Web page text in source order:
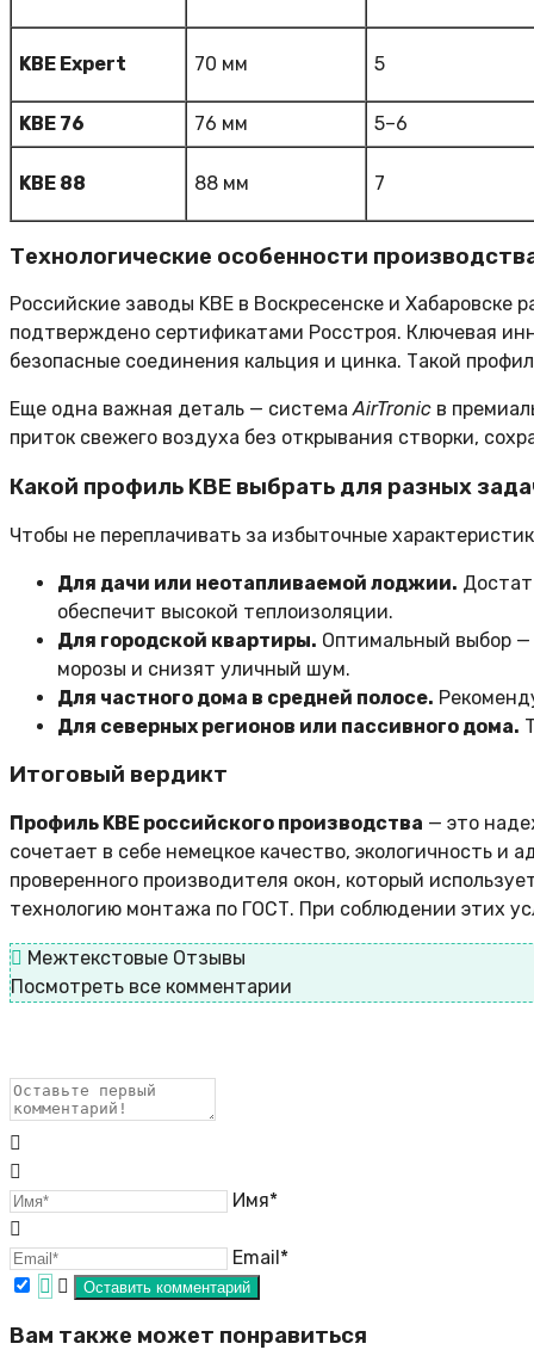
KBE Expert 70 мм 5
KBE 76 76 мм 5–6
KBE 88 88 мм 7
Технологические особенности
Российские заводы KBE в Воскресенске и
подтверждено сертификатами Росстроя. Ключевая
безопасные соединения кальция и цинка. Такой
Еще одна важная деталь — системаAirTronic в
приток свежего воздуха без открывания створки,
Какой профиль KBE выбрать для разных
Чтобы не переплачивать за избыточные
Для дачи или неотапливаемой лоджии.
обеспечит высокой теплоизоляции.
Для городской квартиры. Оптимальный выбор —
морозы и снизят уличный шум.
Для частного дома в средней полосе.
Для северных регионов или пассивного дома.
Итоговый вердикт
Профиль KBE российского производства — это
сочетает в себе немецкое качество, экологичность и
проверенного производителя окон, который
технологию монтажа по ГОСТ. При соблюдении этих
Межтекстовые Отзывы
Посмотреть все комментарии
Имя*
Email*
Вам также может понравиться